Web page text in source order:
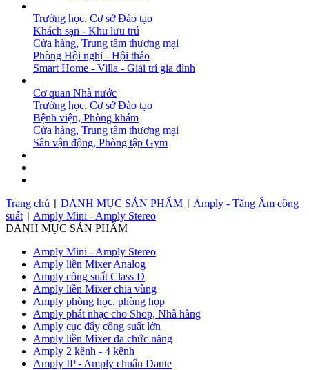
Trường học, Cơ sở Đào tạo
Khách sạn - Khu lưu trú
Cửa hàng, Trung tâm thương mại
Phòng Hội nghị - Hội thảo
Smart Home - Villa - Giải trí gia đình
Cơ quan Nhà nước
Trường học, Cơ sở Đào tạo
Bệnh viện, Phòng khám
Cửa hàng, Trung tâm thương mại
Sân vận động, Phòng tập Gym
Trang chủ
DANH MỤC SẢN PHẨM
Amply - Tăng Âm công
suất
Amply Mini - Amply Stereo
DANH MỤC SẢN PHẨM
Amply Mini - Amply Stereo
Amply liền Mixer Analog
Amply công suất Class D
Amply liền Mixer chia vùng
Amply phòng học, phòng họp
Amply phát nhạc cho Shop, Nhà hàng
Amply cục đẩy công suất lớn
Amply liền Mixer đa chức năng
Amply 2 kênh - 4 kênh
Amply IP - Amply chuẩn Dante